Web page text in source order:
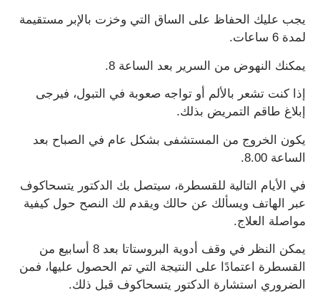
يجب عليك الحفاظ على الساق التي وخزت بالإبر مستقيمة
لمدة 6 ساعات.
يمكنك النهوض من السرير بعد الساعة 8.
إذا كنت تشعر بالألم أو تواجه صعوبة في التبول، فيرجى
إبلاغ طاقم التمريض بذلك.
يكون الخروج من المستشفى بشكل عام في الصباح بعد
الساعة 8.00.
في الأيام التالية للقسطرة، سيتصل بك الدكتور يتسحاكوف
عبر الهاتف ويسألك عن حالك ويقدم لك النصح حول كيفية
مواصلة العلاج.
يمكن النظر في وقف أدوية البروستاتا بعد 8 أسابيع من
القسطرة اعتمادًا على النتيجة التي تم الحصول عليها، فمن
الضروري استشارة الدكتور يتسحاكوف قبل ذلك.